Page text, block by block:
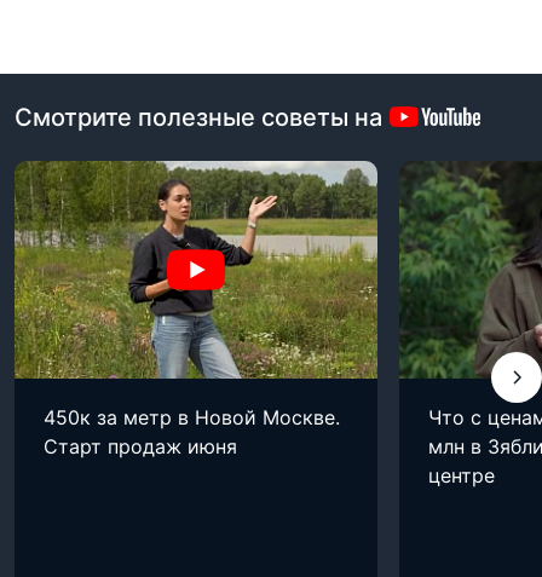
Смотрите полезные советы на
450к за метр в Новой Москве.
Старт продаж июня
Что с
млн в
центре